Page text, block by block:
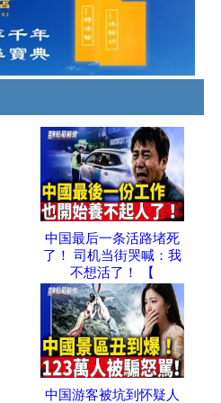
中国最后一条活路堵死
了！ 司机当街哭喊：我
不想活了！ 【
中国游客被坑到怀疑人